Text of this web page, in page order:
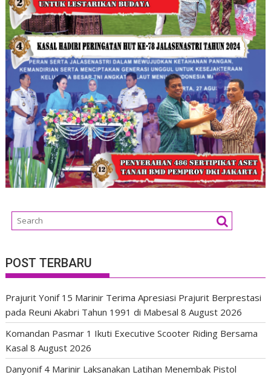
POST TERBARU
Prajurit Yonif 15 Marinir Terima Apresiasi Prajurit Berprestasi
pada Reuni Akabri Tahun 1991 di Mabesal 8 August 2026
Komandan Pasmar 1 Ikuti Executive Scooter Riding Bersama
Kasal 8 August 2026
Danyonif 4 Marinir Laksanakan Latihan Menembak Pistol